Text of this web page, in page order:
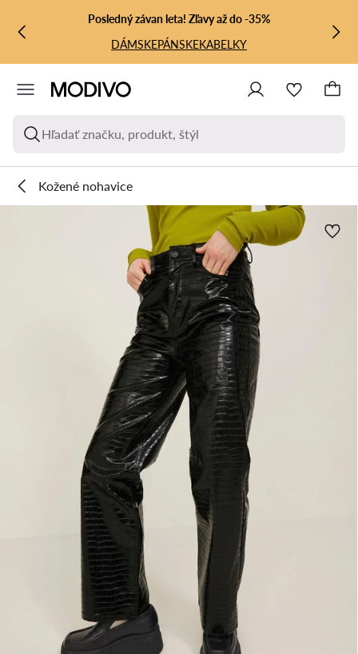
PREJSŤ NA HLAVNÝ OBSAH
PREJSŤ NA VYHĽADÁVANIE
Posledný závan leta! Zľavy až do -35%
DÁMSKEPÁNSKEKABELKY
Hľadať značku, produkt, štýl
Kožené nohavice